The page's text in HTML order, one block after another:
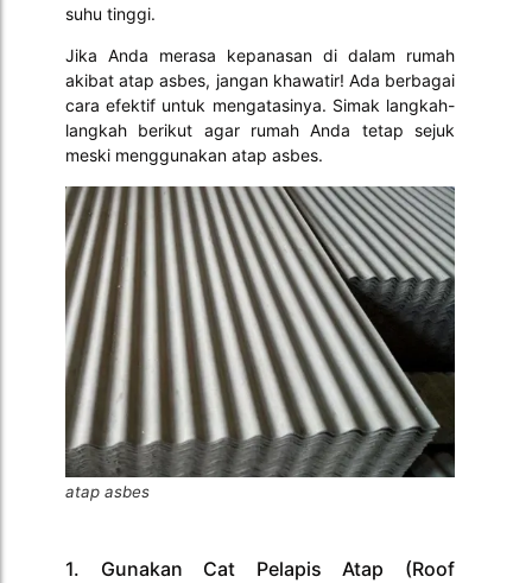
suhu tinggi.
Jika Anda merasa kepanasan di dalam rumah
akibat atap asbes, jangan khawatir! Ada berbagai
cara efektif untuk mengatasinya. Simak langkah-
langkah berikut agar rumah Anda tetap sejuk
meski menggunakan atap asbes.
atap asbes
1. Gunakan Cat Pelapis Atap (Roof